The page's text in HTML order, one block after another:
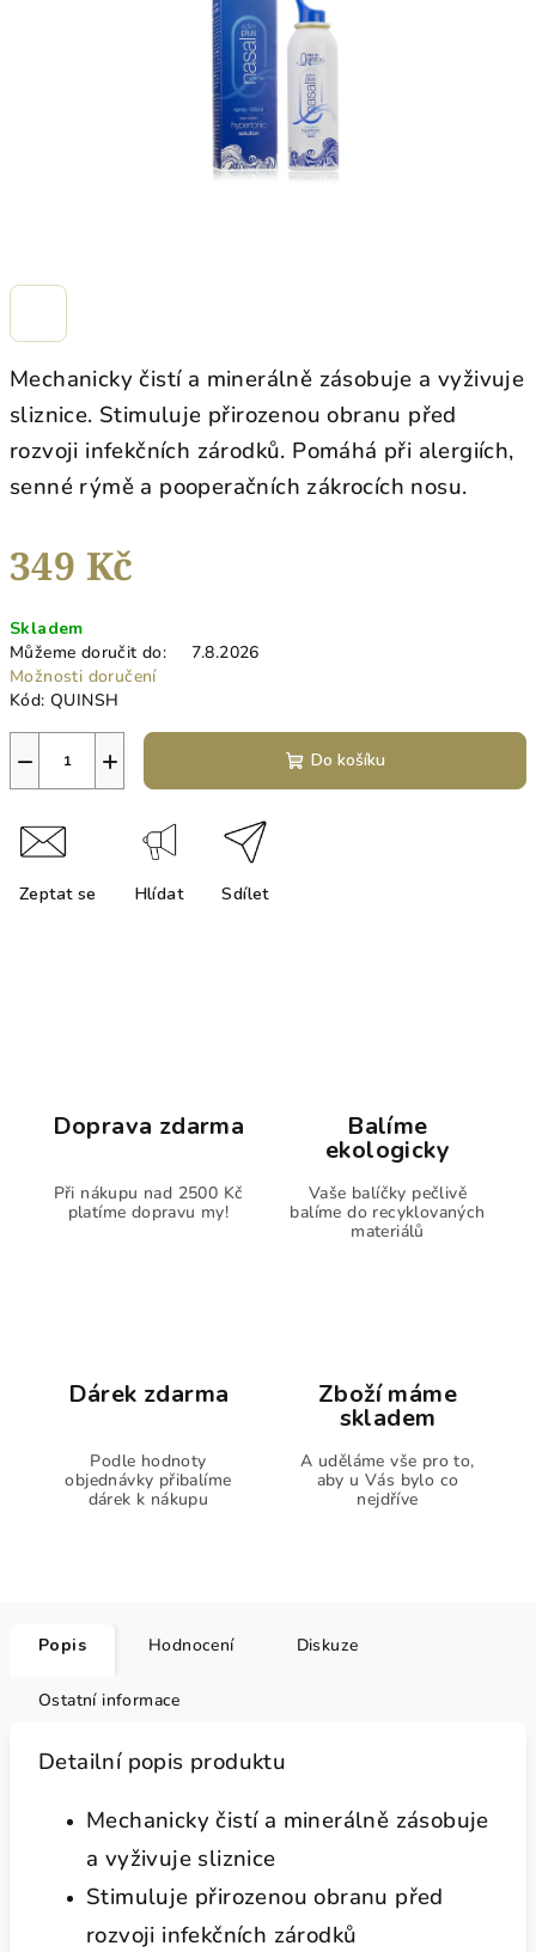
Mechanicky čistí a minerálně zásobuje a vyživuje
sliznice. Stimuluje přirozenou obranu před
rozvoji infekčních zárodků. Pomáhá při alergiích,
senné rýmě a pooperačních zákrocích nosu.
349 Kč
cena:
Skladem
Můžeme doručit do:
7.8.2026
Možnosti doručení
Kód: QUINSH
+
− Do košíku
Zeptat se Hlídat Sdílet
Doprava zdarma
Při nákupu nad 2500 Kč
platíme dopravu my!
Balíme
ekologicky
Vaše balíčky pečlivě
balíme do recyklovaných
materiálů
Dárek zdarma
Podle hodnoty
objednávky přibalíme
dárek k nákupu
Zboží máme
skladem
A uděláme vše pro to,
aby u Vás bylo co
nejdříve
Popis Hodnocení Diskuze
Ostatní informace
Detailní popis produktu
Mechanicky čistí a minerálně zásobuje
a vyživuje sliznice
Stimuluje přirozenou obranu před
rozvoji infekčních zárodků